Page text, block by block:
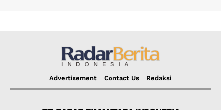
Advertisement Contact Us Redaksi